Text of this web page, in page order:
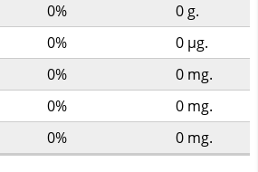
0% 0 g.
0% 0 µg.
0% 0 mg.
0% 0 mg.
0% 0 mg.